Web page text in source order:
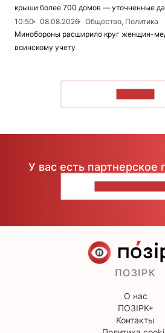
крыши более 700 домов — уточненные
10:50
08.08.2026
Общество, Политика
Минобороны расширило круг женщин-
воинскому учету
У вас есть
ПОЗІРК
О нас
ПОЗІРК+
Контакты